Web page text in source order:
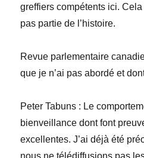
greffiers compétents ici.
pas partie de l’histoire.
Revue parlementaire
que je n’ai pas abordé et
Peter Tabuns : Le
bienveillance dont font
excellentes. J’ai déjà été
nous ne télédiffusions pas